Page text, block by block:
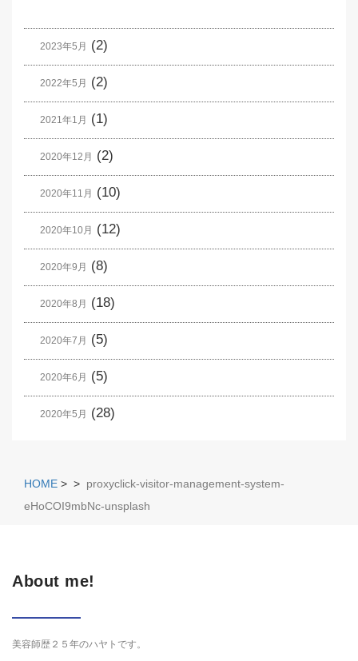
2023年5月 (2)
2022年5月 (2)
2021年1月 (1)
2020年12月 (2)
2020年11月 (10)
2020年10月 (12)
2020年9月 (8)
2020年8月 (18)
2020年7月 (5)
2020年6月 (5)
2020年5月 (28)
HOME > > proxyclick-visitor-management-system-
eHoCOI9mbNc-unsplash
About me!
美容師歴２５年のハヤトです。